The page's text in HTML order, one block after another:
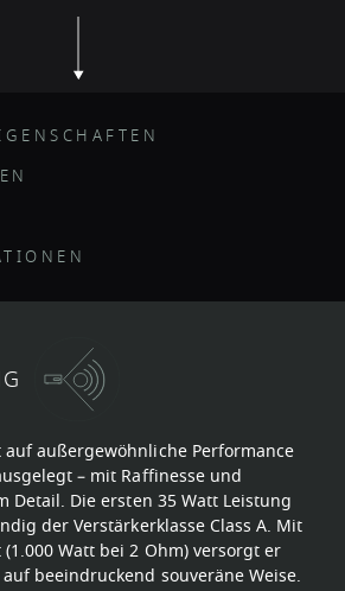
auf außergewöhnliche Performance
– mit Raffinesse und
Detail. Die ersten 35 Watt Leistung
der Verstärkerklasse Class A. Mit
Watt bei 2 Ohm) versorgt er
beeindruckend souveräne Weise.